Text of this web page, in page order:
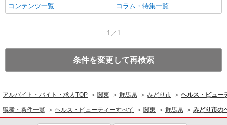
コンテンツ一覧
コラム・特集一覧
1／1
条件を変更して再検索
アルバイト・バイト・求人TOP 関東 群馬県 みどり市 ヘルス・ビュー
職種・条件一覧 ヘルス・ビューティーすべて 関東 群馬県 みどり市の